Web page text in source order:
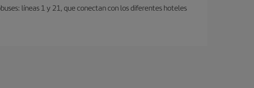
líneas 1 y 21, que conectan con los diferentes hoteles